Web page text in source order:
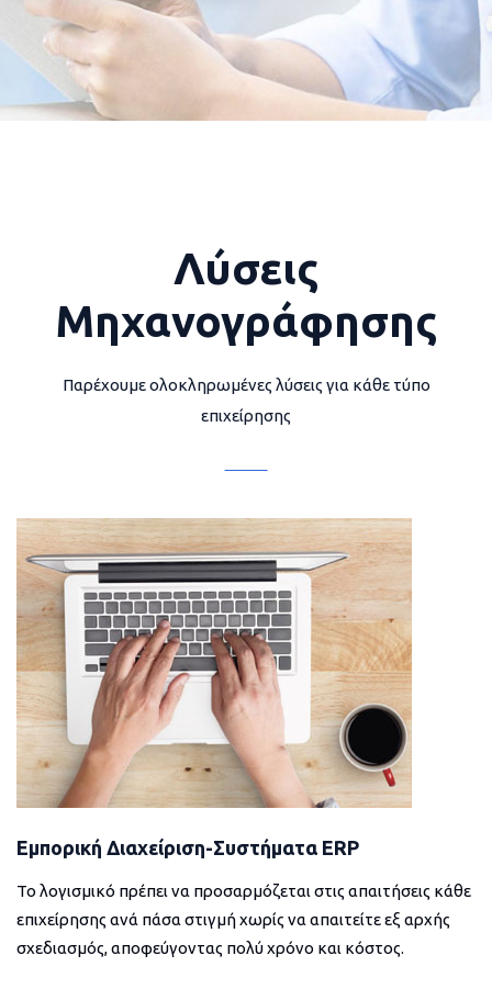
Λύσεις
Μηχανογράφησης
Παρέχουμε ολοκληρωμένες λύσεις για κάθε τύπο
επιχείρησης
Εμπορική Διαχείριση-Συστήματα ERP
Το λογισμικό πρέπει να προσαρμόζεται στις απαιτήσεις κάθε
επιχείρησης ανά πάσα στιγμή χωρίς να απαιτείτε εξ αρχής
σχεδιασμός, αποφεύγοντας πολύ χρόνο και κόστος.